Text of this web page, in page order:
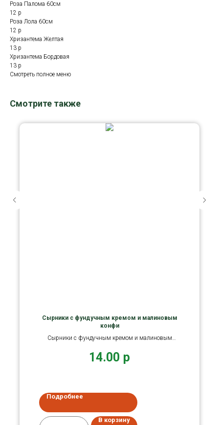
Роза Палома 60см
12 р
Роза Лола 60см
12 р
Хризантема Желтая
13 р
Хризантема Бордовая
13 р
Смотреть полное меню
Смотрите также
Сырники с фундучным кремом и малиновым
конфи
Сырники с фундучным кремом и малиновым
14.00 р
Подробнее
В корзину